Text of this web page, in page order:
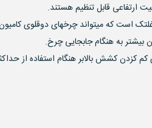
ارتفاعی قابل تنظیم هستند.
است که میتواند چرخهای دوقلوی کامیون
بیشتر به هنگام جابجایی چرخ.
کزدن کشش بالابر هنگام استفاده از